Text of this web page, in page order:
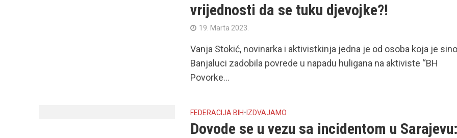
vrijednosti da se tuku djevojke?!
19. Marta 2023.
Vanja Stokić, novinarka i aktivistkinja jedna je od osoba koja je
Banjaluci zadobila povrede u napadu huligana na aktiviste “BH
Povorke...
FEDERACIJA BIH • IZDVAJAMO
Dovode se u vezu sa incidentom u Sarajevu: